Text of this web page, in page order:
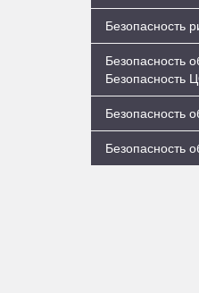
Безопасность
Безопасность
Безопасность
Безопасность
Безопасность